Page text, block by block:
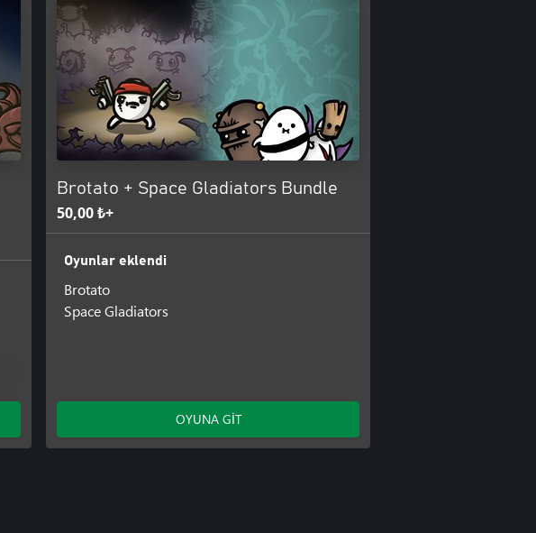
Brotato + Space Gladiators Bundle
50,00 ₺+
Oyunlar eklendi
Brotato
Space Gladiators
OYUNA GİT